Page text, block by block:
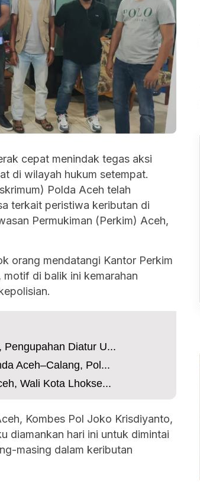
cepat menindak tegas aksi
di wilayah hukum setempat.
Polda Aceh telah
terkait peristiwa keributan di
Permukiman (Perkim) Aceh,
orang mendatangi Kantor Perkim
di balik ini kemarahan
Pengupahan Diatur U...
Aceh–Calang, Pol...
Wali Kota Lhokse...
Kombes Pol Joko Krisdiyanto,
diamankan hari ini untuk dimintai
masing dalam keributan